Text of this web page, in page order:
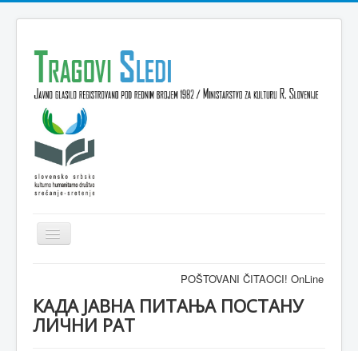
Isključi
navigaciju
VESTI
KULTURA
POŠTOVANI ČITAOCI! OnLine
КАДА ЈАВНА ПИТАЊА ПОСТАНУ
ЛИЧНИ РАТ